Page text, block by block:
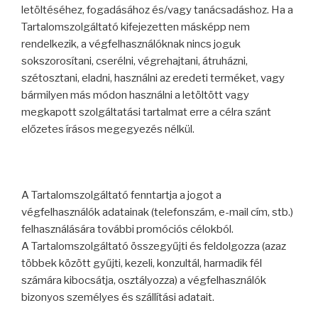
letöltéséhez, fogadásához és/vagy tanácsadáshoz. Ha a
Tartalomszolgáltató kifejezetten másképp nem
rendelkezik, a végfelhasználóknak nincs joguk
sokszorosítani, cserélni, végrehajtani, átruházni,
szétosztani, eladni, használni az eredeti terméket, vagy
bármilyen más módon használni a letöltött vagy
megkapott szolgáltatási tartalmat erre a célra szánt
előzetes írásos megegyezés nélkül.
A Tartalomszolgáltató fenntartja a jogot a
végfelhasználók adatainak (telefonszám, e-mail cím, stb.)
felhasználására további promóciós célokból.
A Tartalomszolgáltató összegyűjti és feldolgozza (azaz
többek között gyűjti, kezeli, konzultál, harmadik fél
számára kibocsátja, osztályozza) a végfelhasználók
bizonyos személyes és szállítási adatait.